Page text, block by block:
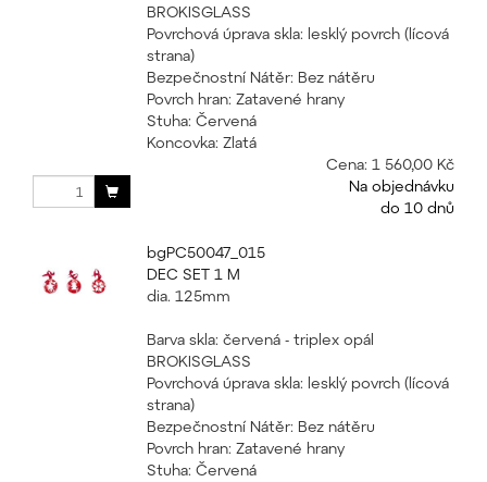
BROKISGLASS
Povrchová úprava skla: lesklý povrch (lícová
strana)
Bezpečnostní Nátěr: Bez nátěru
Povrch hran: Zatavené hrany
Stuha: Červená
Koncovka: Zlatá
Cena: 1 560,00 Kč
Na objednávku
do 10 dnů
bgPC50047_015
DEC SET 1 M
dia. 125mm
Barva skla: červená - triplex opál
BROKISGLASS
Povrchová úprava skla: lesklý povrch (lícová
strana)
Bezpečnostní Nátěr: Bez nátěru
Povrch hran: Zatavené hrany
Stuha: Červená